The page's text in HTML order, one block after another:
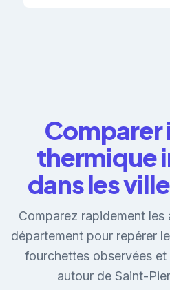
Comparer
thermique
dans les
Comparez rapidement les
département pour repérer
fourchettes observées
autour de Saint-